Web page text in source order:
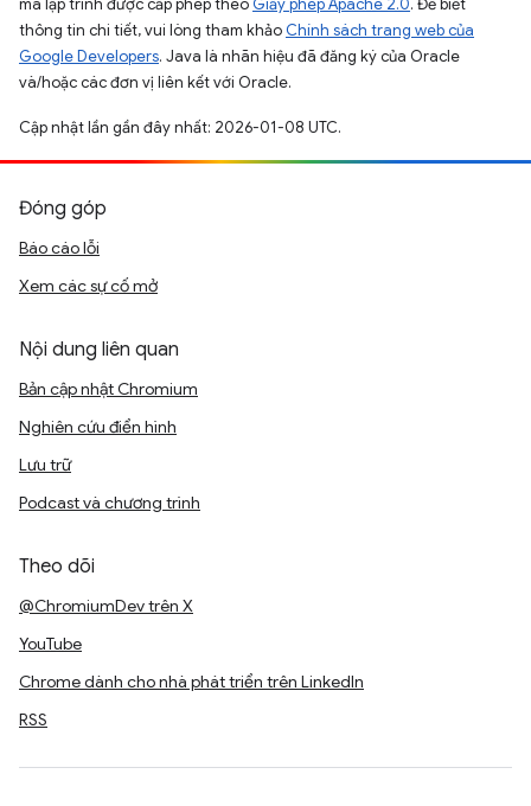
mã lập trình được cấp phép theo Giấy phép Apache 2.0. Để biết
thông tin chi tiết, vui lòng tham khảo Chính sách trang web của
Google Developers. Java là nhãn hiệu đã đăng ký của Oracle
và/hoặc các đơn vị liên kết với Oracle.
Cập nhật lần gần đây nhất: 2026-01-08 UTC.
Đóng góp
Báo cáo lỗi
Xem các sự cố mở
Nội dung liên quan
Bản cập nhật Chromium
Nghiên cứu điển hình
Lưu trữ
Podcast và chương trình
Theo dõi
@ChromiumDev trên X
YouTube
Chrome dành cho nhà phát triển trên LinkedIn
RSS